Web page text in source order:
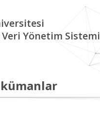
Yönetim Sistemi